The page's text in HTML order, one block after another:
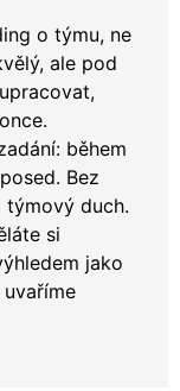
o týmu, ne
ale pod
během
Bez
týmový duch.
si
jako